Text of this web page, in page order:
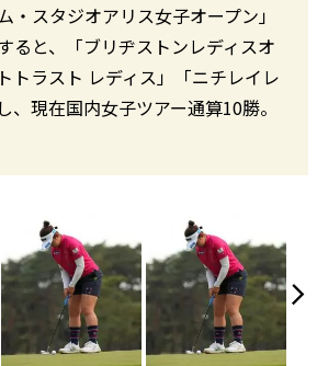
・スタジオアリス女子オープン」
ると、「ブリヂストンレディスオ
トラスト レディス」「ニチレイレ
、現在国内女子ツアー通算10勝。